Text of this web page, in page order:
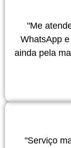
"Me
WhatsApp
ainda pela
"Serviço